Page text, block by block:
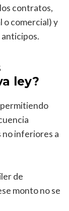
contratos,
o comercial) y
anticipos.
ley?
permitiendo
no inferiores a
de
monto no se